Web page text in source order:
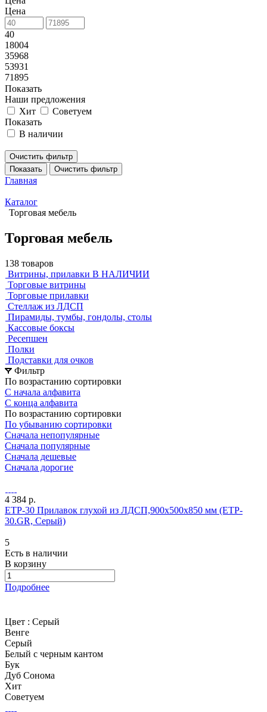
Цена
40
18004
35968
53931
71895
Показать
Наши предложения
Хит
Советуем
Показать
В наличии
Очистить фильтр
Показать
Очистить фильтр
Главная
Каталог
Торговая мебель
Торговая мебель
138 товаров
Витрины, прилавки В НАЛИЧИИ
Торговые витрины
Торговые прилавки
Стеллаж из ЛДСП
Пирамиды, тумбы, гондолы, столы
Кассовые боксы
Ресепшен
Полки
Подставки для очков
Фильтр
По возрастанию сортировки
С начала алфавита
С конца алфавита
По возрастанию сортировки
По убыванию сортировки
Сначала непопулярные
Сначала популярные
Сначала дешевые
Сначала дорогие
4 384 р.
ETP-30 Прилавок глухой из ЛДСП,900х500х850 мм (ETP-
30.GR, Серый)
5
Есть в наличии
В корзину
Подробнее
Цвет : Серый
Венге
Серый
Белый с черным кантом
Бук
Дуб Сонома
Хит
Советуем